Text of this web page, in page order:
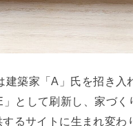
建築家「A」氏を招き入
として刷新し、家づく
るサイトに生まれ変わ